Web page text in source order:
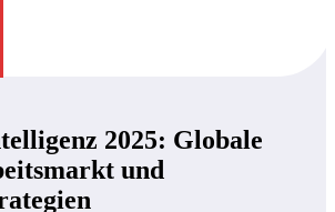
2025: Globale
und